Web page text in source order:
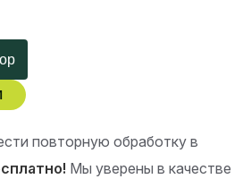
повторную обработку в
Мы уверены в качестве